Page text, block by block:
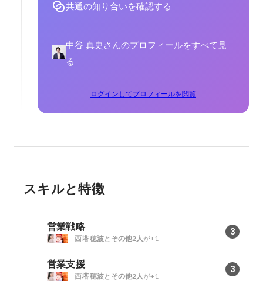
共通の知り合いを確認する
中谷 真史さんのプロフィールをすべて見
る
ログインしてプロフィールを閲覧
スキルと特徴
営業戦略 3
西塔 穂波と その他2人 が+1
営業支援 3
西塔 穂波と その他2人 が+1